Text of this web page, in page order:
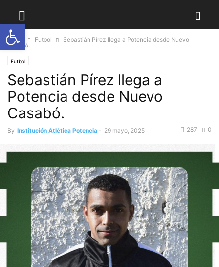
Abrir barra de herramientas
Home Futbol
Sebastián Pírez llega a Potencia desde Nuevo
Casabó.
Futbol
Sebastián Pírez llega a
Potencia desde Nuevo
Casabó.
By Institución Atlética Potencia - 29 mayo, 2025 0
287